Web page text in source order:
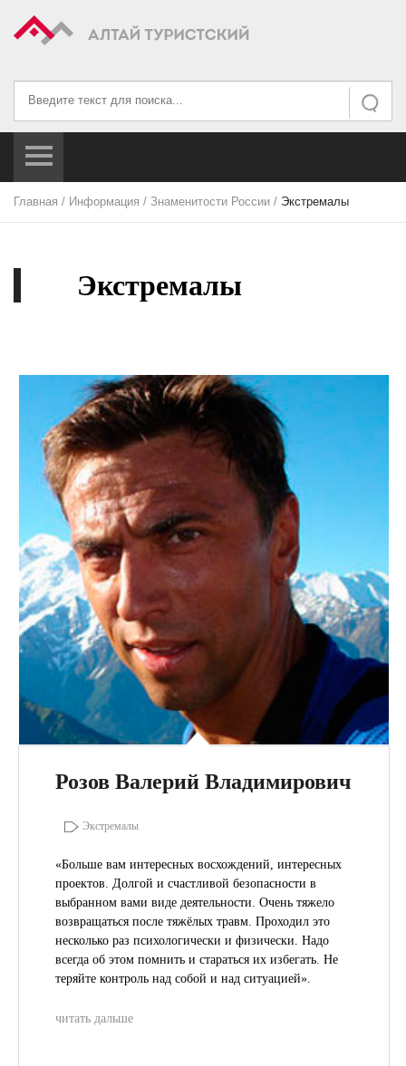
Искать
Искать...
Главная / Информация / Знаменитости России / Экстремалы
Экстремалы
Розов Валерий Владимирович
Экстремалы
«Больше вам интересных восхождений, интересных
проектов. Долгой и счастливой безопасности в
выбранном вами виде деятельности. Очень тяжело
возвращаться после тяжёлых травм. Проходил это
несколько раз психологически и физически. Надо
всегда об этом помнить и стараться их избегать. Не
теряйте контроль над собой и над ситуацией».
читать дальше